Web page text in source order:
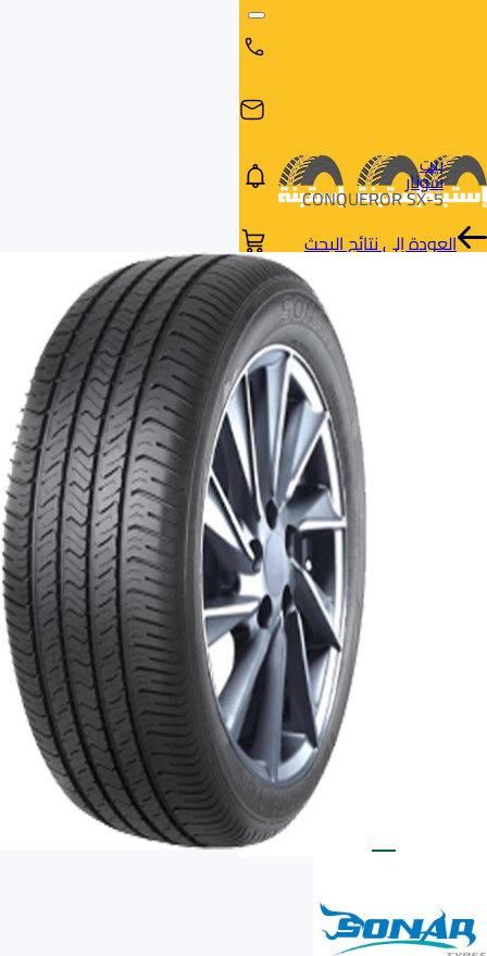
البحث
بالمقاس
البحث
حسب
العلامة
التجارية
بيت
سونار
CONQUEROR SX-5
العودة إلى نتائج البحث